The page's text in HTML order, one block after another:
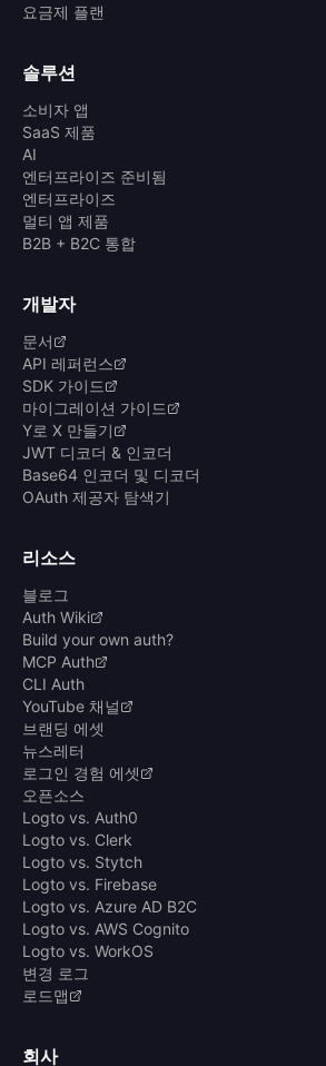
요금제 플랜
솔루션
소비자 앱
SaaS 제품
AI
엔터프라이즈 준비됨
엔터프라이즈
멀티 앱 제품
B2B + B2C 통합
개발자
문서
API 레퍼런스
SDK 가이드
마이그레이션 가이드
Y로 X 만들기
JWT 디코더 & 인코더
Base64 인코더 및 디코더
OAuth 제공자 탐색기
리소스
블로그
Auth Wiki
Build your own auth?
MCP Auth
CLI Auth
YouTube 채널
브랜딩 에셋
뉴스레터
로그인 경험 에셋
오픈소스
Logto vs. Auth0
Logto vs. Clerk
Logto vs. Stytch
Logto vs. Firebase
Logto vs. Azure AD B2C
Logto vs. AWS Cognito
Logto vs. WorkOS
변경 로그
로드맵
회사